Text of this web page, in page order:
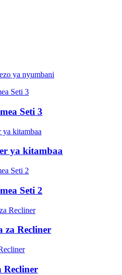
ya nyumbani
Seti 3
ya kitambaa
Seti 2
za Recliner
Recliner